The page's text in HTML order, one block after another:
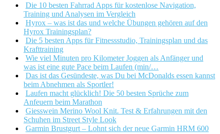
Die 10 besten Fahrrad Apps für kostenlose Navigation,
Training und Analysen im Vergleich
Hyrox – was ist das und welche Übungen gehören auf den
Hyrox Trainingsplan?
Die 5 besten Apps für Fitnessstudio, Trainingsplan und das
Krafttraining
Wie viel Minuten pro Kilometer Joggen als Anfänger und
was ist eine gute Pace beim Laufen (min/…
Das ist das Gesündeste, was Du bei McDonalds essen kannst
beim Abnehmen als Sportler!
Laufen macht glücklich! Die 50 besten Sprüche zum
Anfeuern beim Marathon
Giesswein Merino Wool Knit. Test & Erfahrungen mit den
Schuhen im Street Style Look
Garmin Brustgurt – Lohnt sich der neue Garmin HRM 600